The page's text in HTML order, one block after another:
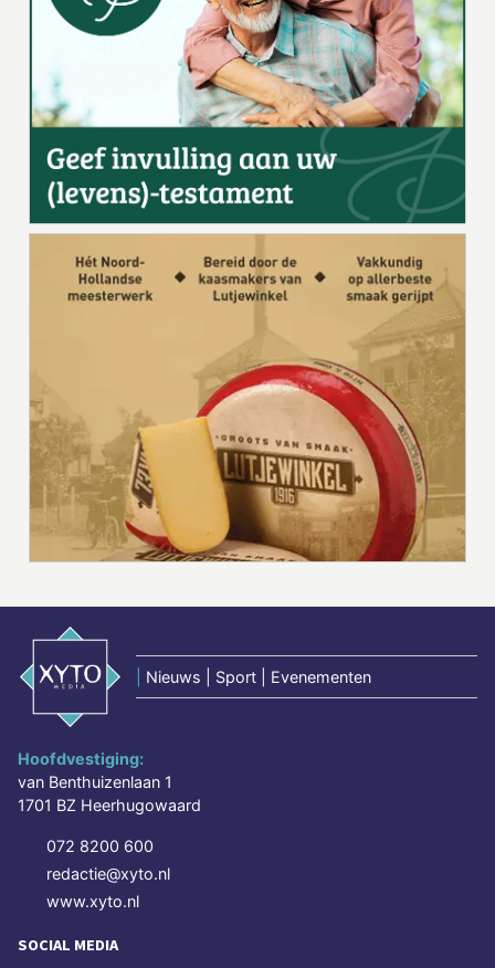
Nieuws | Sport | Evenementen
Hoofdvestiging:
van Benthuizenlaan 1
1701 BZ Heerhugowaard
072 8200 600
redactie@xyto.nl
www.xyto.nl
SOCIAL MEDIA